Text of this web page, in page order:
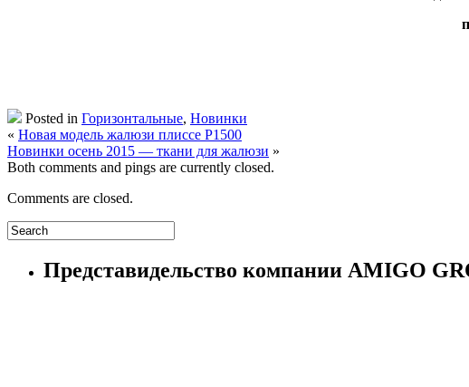
Posted in Горизонтальные, Новинки
« Новая модель жалюзи плиссе P1500
Новинки осень 2015 — ткани для жалюзи »
Both comments and pings are currently closed.
Comments are closed.
Представидельство компании AMIGO